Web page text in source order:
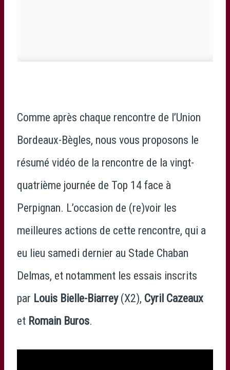
Comme après chaque rencontre de l’Union
Bordeaux-Bègles, nous vous proposons le
résumé vidéo de la rencontre de la vingt-
quatrième journée de Top 14 face à
Perpignan. L’occasion de (re)voir les
meilleures actions de cette rencontre, qui a
eu lieu samedi dernier au Stade Chaban
Delmas, et notamment les essais inscrits
par Louis Bielle-Biarrey(X2), Cyril Cazeaux
et Romain Buros.